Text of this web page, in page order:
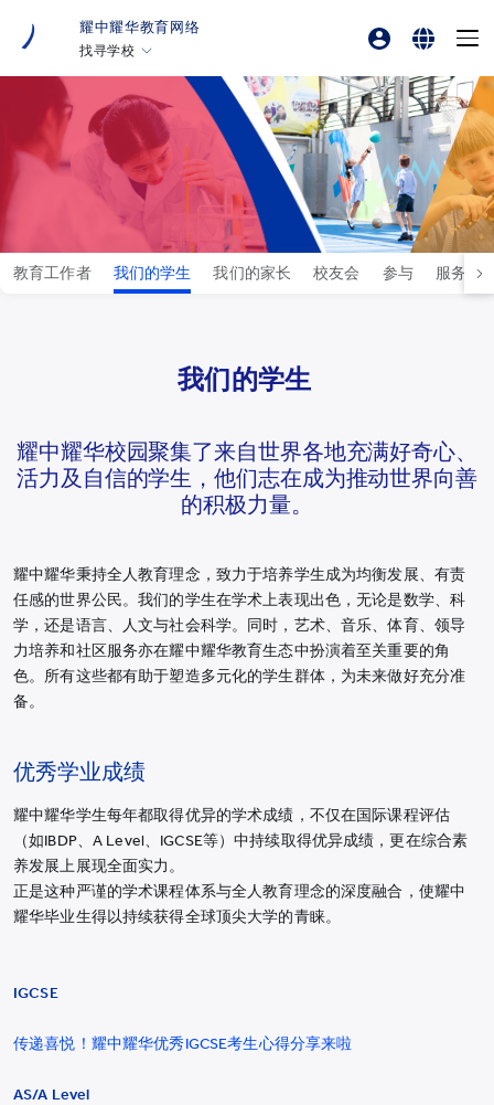
耀中耀华教育网络
找寻学校
香港耀中
耀中幼教学院
美国硅谷耀中
北京耀中
耀中北京亦庄
重庆耀中
北京亦庄耀华
上海耀华古北
上海临港耀华
浙江桐乡耀华
香港耀华学校
重庆福地耀华幼儿园
重庆融科耀华幼儿园
青岛耀华幼儿园
萨默塞特文化中心
上海临港耀华婴幼儿教育中心
专业发展平台English
繁體中文
简体中文
教育工作者 我们的学生 我们的家长 校友会 参与 服务和
我们的学生
耀中耀华校园聚集了来自世界各地充满好奇心、
活力及自信的学生，他们志在成为推动世界向善
的积极力量。
耀中耀华秉持全人教育理念，致力于培养学生成为均衡发展、有责
任感的世界公民。我们的学生在学术上表现出色，无论是数学、科
学，还是语言、人文与社会科学。同时，艺术、音乐、体育、领导
力培养和社区服务亦在耀中耀华教育生态中扮演着至关重要的角
色。所有这些都有助于塑造多元化的学生群体，为未来做好充分准
备。
优秀学业成绩
耀中耀华学生每年都取得优异的学术成绩，不仅在国际课程评估
（如IBDP、A Level、IGCSE等）中持续取得优异成绩，更在综合素
养发展上展现全面实力。
正是这种严谨的学术课程体系与全人教育理念的深度融合，使耀中
耀华毕业生得以持续获得全球顶尖大学的青睐。
IGCSE
传递喜悦！耀中耀华优秀IGCSE考生心得分享来啦
AS/A Level